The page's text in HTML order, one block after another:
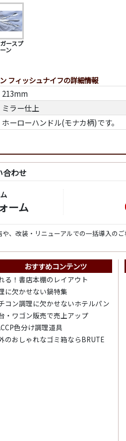
ースプ
ーン
フィッシュナイフの詳細情報
213mm
ミラー仕上
ホーローハンドル(モナカ柄)です。
合わせ
ーム
、改装・リニューアルでの一括導入の
おすすめコンテンツ
る！書店本棚のレイアウト
に欠かせない鍋特集
コン調理に欠かせないホテルパン
・ワゴン販売で売上アップ
色分け調理道具
のおしゃれなゴミ箱ならBRUTE